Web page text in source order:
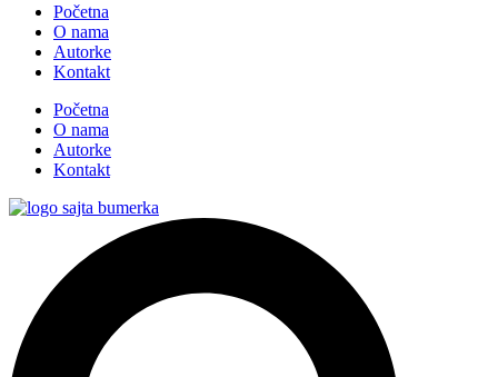
Početna
O nama
Autorke
Kontakt
Početna
O nama
Autorke
Kontakt